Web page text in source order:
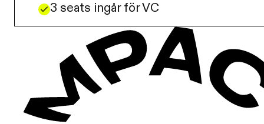
3 seats ingår för VC